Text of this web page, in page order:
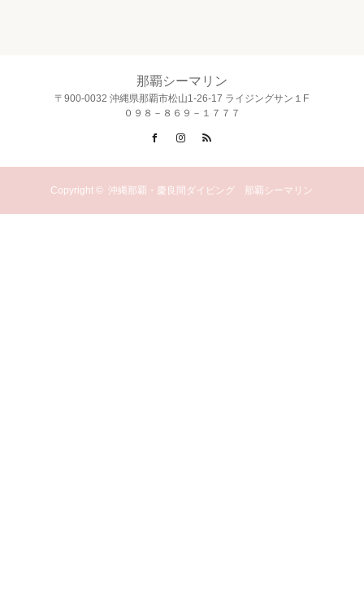
那覇シーマリン
〒900-0032 沖縄県那覇市松山1-26-17 ライジングサン１F
０９８－８６９－１７７７
FacebookInstagram
Copyright ©沖縄那覇・慶良間ダイビング 那覇シーマリン